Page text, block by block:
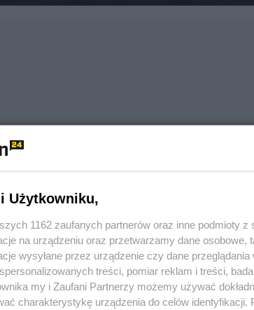
Użytkowniku,
1162 zaufanych partnerów oraz inne podmioty
na urządzeniu oraz przetwarzamy dane osobowe,
wysyłane przez urządzenie czy dane
treści, pomiar reklam i treści,
my i Zaufani Partnerzy możemy używać
charakterystykę urządzenia do celów